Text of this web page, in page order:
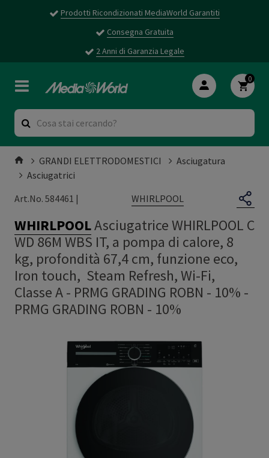
Prodotti Ricondizionati MediaWorld Garantiti
Consegna Gratuita
2 Anni di Garanzia Legale
0
GRANDI ELETTRODOMESTICI
Asciugatura
Asciugatrici
Art.No. 584461 |
WHIRLPOOL
WHIRLPOOLAsciugatrice WHIRLPOOL C
WD 86M WBS IT, a pompa di calore, 8
kg, profondità 67,4 cm, funzione eco,
Iron touch, Steam Refresh, Wi-Fi,
Classe A - PRMG GRADING ROBN - 10% -
PRMG GRADING ROBN - 10%